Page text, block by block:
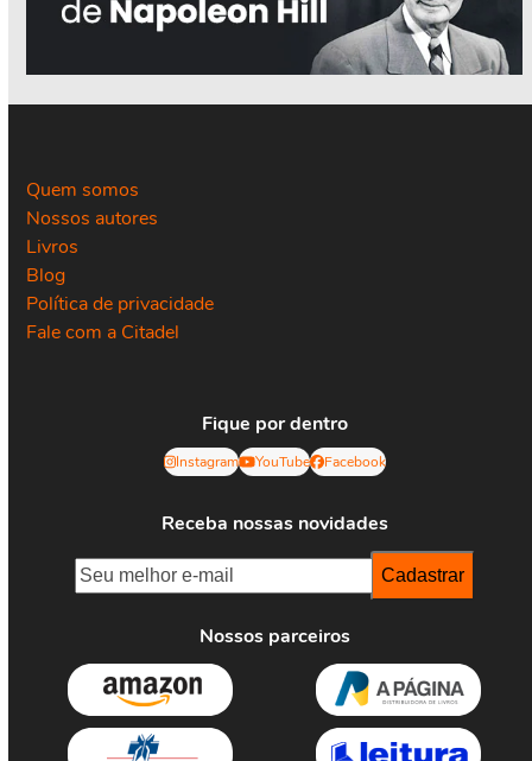
Quem somos
Nossos autores
Livros
Blog
Política de privacidade
Fale com a Citadel
Fique por dentro
Instagram YouTube Facebook
Receba nossas novidades
Nossos parceiros